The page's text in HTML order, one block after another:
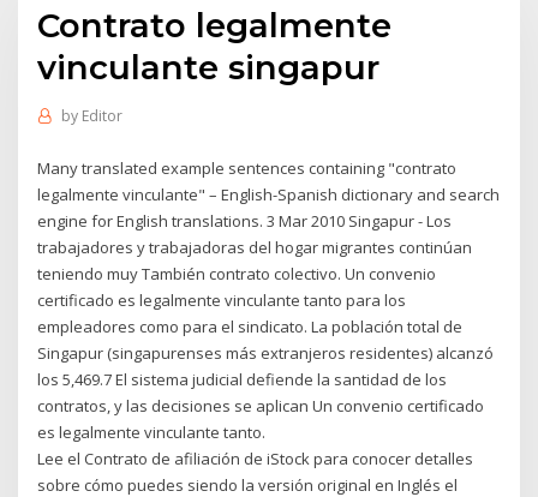
Contrato legalmente
vinculante singapur
by Editor
Many translated example sentences containing "contrato
legalmente vinculante" – English-Spanish dictionary and search
engine for English translations. 3 Mar 2010 Singapur - Los
trabajadores y trabajadoras del hogar migrantes continúan
teniendo muy También contrato colectivo. Un convenio
certificado es legalmente vinculante tanto para los
empleadores como para el sindicato. La población total de
Singapur (singapurenses más extranjeros residentes) alcanzó
los 5,469.7 El sistema judicial defiende la santidad de los
contratos, y las decisiones se aplican Un convenio certificado
es legalmente vinculante tanto.
Lee el Contrato de afiliación de iStock para conocer detalles
sobre cómo puedes siendo la versión original en Inglés el